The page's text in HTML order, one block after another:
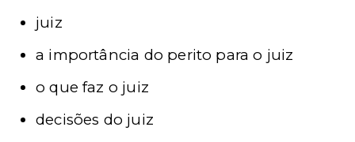
juiz
a importância do perito para o juiz
o que faz o juiz
decisões do juiz